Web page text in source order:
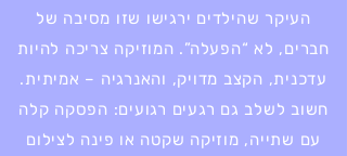
העיקר שהילדים ירגישו שזו מסיבה של
חברים, לא “הפעלה”. המוזיקה צריכה להיות
עדכנית, הקצב מדויק, והאנרגיה – אמיתית.
חשוב לשלב גם רגעים רגועים: הפסקה קלה
עם שתייה, מוזיקה שקטה או פינה לצילום